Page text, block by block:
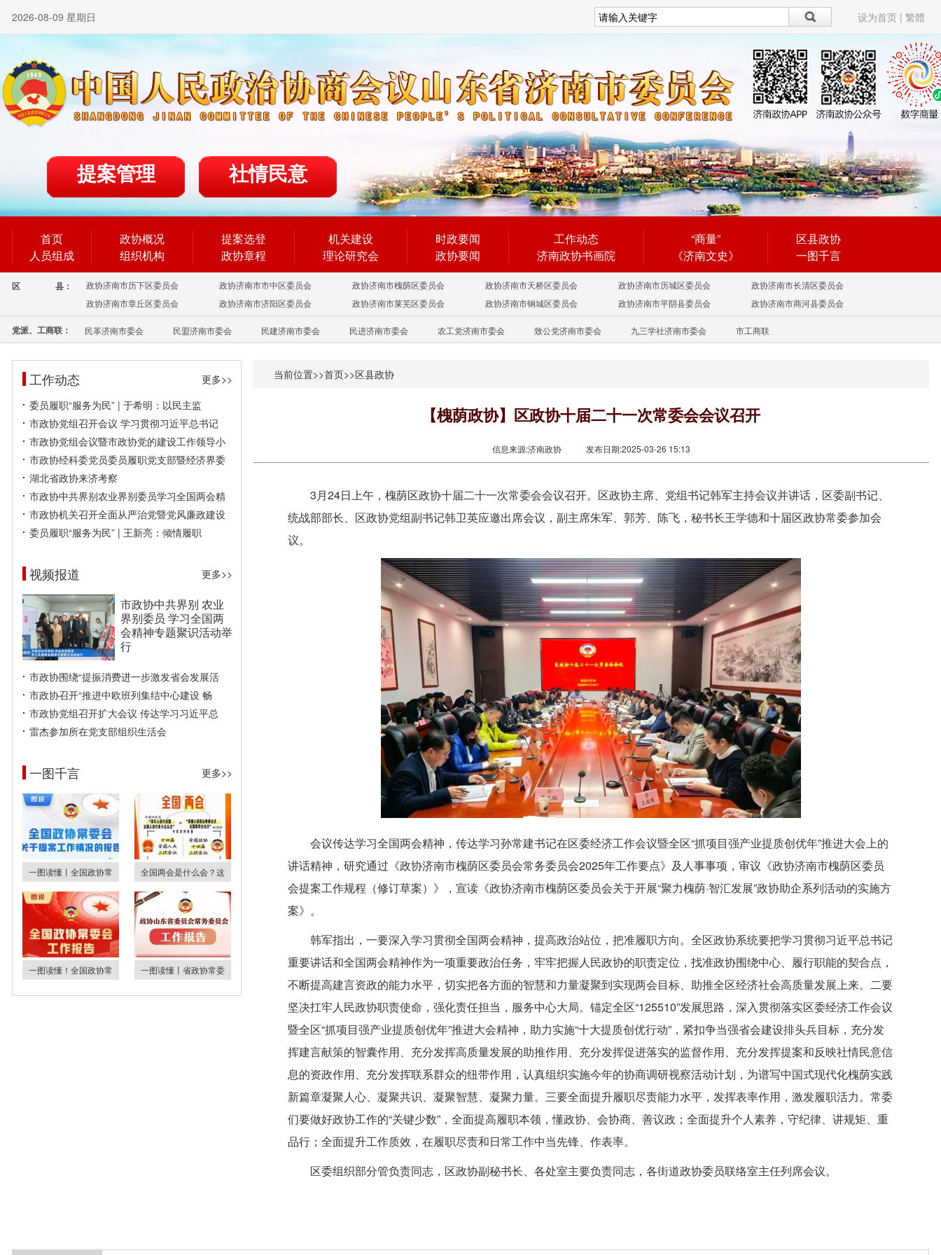
2026-08-09 星期日 设为首页 | 繁體
提案管理 社情民意
首页
人员组成
政协概况
组织机构
提案选登
政协章程
机关建设
理论研究会
时政要闻
政协要闻
工作动态
济南政协书画院
“商量”
《济南文史》
区县政协
一图千言
区 县： 政协济南市历下区委员会 政协济南市市中区委员会 政协济南市槐荫区委员会 政协济南市天桥区委员会 政协济南市历城区委员会
政协济南市长清区委员会
政协济南市章丘区委员会
政协济南市济阳区委员会 政协济南市莱芜区委员会 政协济南市钢城区委员会 政协济南市平阴县委员会 政协济南市商河县委员会
党派、工商联： 民革济南市委会 民盟济南市委会 民建济南市委会 民进济南市委会 农工党济南市委会 致公党济南市委会 九三学社济南市委会 市工商联
工作动态
更多>>
委员履职“服务为民” | 于希明：以民主监
市政协党组召开会议 学习贯彻习近平总书记
市政协党组会议暨市政协党的建设工作领导小
市政协经科委党员委员履职党支部暨经济界委
湖北省政协来济考察
市政协中共界别农业界别委员学习全国两会精
市政协机关召开全面从严治党暨党风廉政建设
委员履职“服务为民” | 王新亮：倾情履职
视频报道 更多>>
市政协中共界别 农业
界别委员 学习全国两
会精神专题聚识活动举
行
市政协围绕“提振消费进一步激发省会发展活
市政协召开“推进中欧班列集结中心建设 畅
市政协党组召开扩大会议 传达学习习近平总
雷杰参加所在党支部组织生活会
一图千言 更多>>
一图读懂丨全国政协常 全国两会是什么会？这
一图读懂！全国政协常 一图读懂丨省政协常委
当前位置>>首页>>区县政协
【槐荫政协】区政协十届二十一次常委会会议召开
信息来源:济南政协 发布日期:2025-03-26 15:13
3月24日上午，槐荫区政协十届二十一次常委会会议召开。区政协主席、党组书记韩军主持会议并讲话，区委副书记、
统战部部长、区政协党组副书记韩卫英应邀出席会议，副主席朱军、郭芳、陈飞，秘书长王学德和十届区政协常委参加会
议。
会议传达学习全国两会精神，传达学习孙常建书记在区委经济工作会议暨全区“抓项目强产业提质创优年”推进大会上的
讲话精神，研究通过《政协济南市槐荫区委员会常务委员会2025年工作要点》及人事事项，审议《政协济南市槐荫区委员
会提案工作规程（修订草案）》，宣读《政协济南市槐荫区委员会关于开展“聚力槐荫·智汇发展”政协助企系列活动的实施方
案》。
韩军指出，一要深入学习贯彻全国两会精神，提高政治站位，把准履职方向。全区政协系统要把学习贯彻习近平总书记
重要讲话和全国两会精神作为一项重要政治任务，牢牢把握人民政协的职责定位，找准政协围绕中心、履行职能的契合点，
不断提高建言资政的能力水平，切实把各方面的智慧和力量凝聚到实现两会目标、助推全区经济社会高质量发展上来。二要
坚决扛牢人民政协职责使命，强化责任担当，服务中心大局。锚定全区“125510”发展思路，深入贯彻落实区委经济工作会议
暨全区“抓项目强产业提质创优年”推进大会精神，助力实施“十大提质创优行动”，紧扣争当强省会建设排头兵目标，充分发
挥建言献策的智囊作用、充分发挥高质量发展的助推作用、充分发挥促进落实的监督作用、充分发挥提案和反映社情民意信
息的资政作用、充分发挥联系群众的纽带作用，认真组织实施今年的协商调研视察活动计划，为谱写中国式现代化槐荫实践
新篇章凝聚人心、凝聚共识、凝聚智慧、凝聚力量。三要全面提升履职尽责能力水平，发挥表率作用，激发履职活力。常委
们要做好政协工作的“关键少数”，全面提高履职本领，懂政协、会协商、善议政；全面提升个人素养，守纪律、讲规矩、重
品行；全面提升工作质效，在履职尽责和日常工作中当先锋、作表率。
区委组织部分管负责同志，区政协副秘书长、各处室主要负责同志，各街道政协委员联络室主任列席会议。